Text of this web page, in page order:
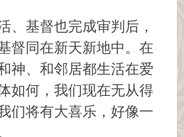
、基督也完成审判后，
督同在新天新地中。在
神、和邻居都生活在爱
如何，我们现在无从得
们将有大喜乐，好像一